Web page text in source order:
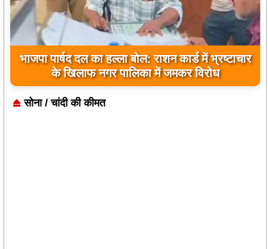
भाजपा पार्षद दल का हल्ला बोल: राशन कार्ड में भ्रष्टाचार
के खिलाफ नगर पालिका में जमकर विरोध
किसानों को बड़ी राहत: विधायक रोहित साहू के निर्देश पर
कुकदा पिकअप वियर से छोड़ा गया पानी
सोना / चांदी की कीमत